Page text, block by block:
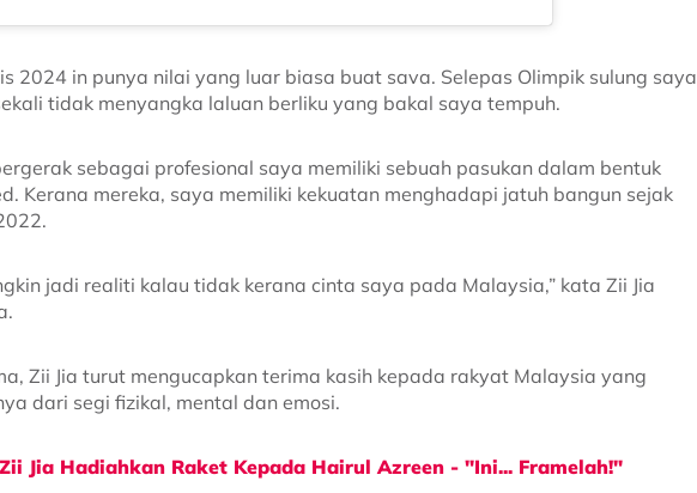
2024 in punya nilai yang luar biasa buat sava. Selepas Olimpik sulung saya
tidak menyangka laluan berliku yang bakal saya tempuh.
sebagai profesional saya memiliki sebuah pasukan dalam bentuk
Kerana mereka, saya memiliki kekuatan menghadapi jatuh bangun sejak
jadi realiti kalau tidak kerana cinta saya pada Malaysia,” kata Zii Jia
Zii Jia turut mengucapkan terima kasih kepada rakyat Malaysia yang
dari segi fizikal, mental dan emosi.
Jia Hadiahkan Raket Kepada Hairul Azreen - "Ini... Framelah!"